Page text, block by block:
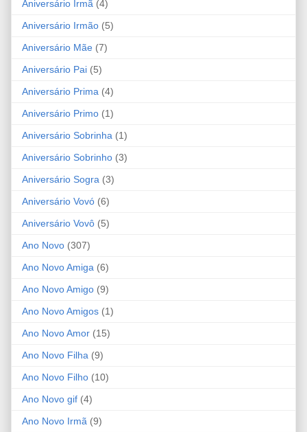
Aniversário Irmã (4)
Aniversário Irmão (5)
Aniversário Mãe (7)
Aniversário Pai (5)
Aniversário Prima (4)
Aniversário Primo (1)
Aniversário Sobrinha (1)
Aniversário Sobrinho (3)
Aniversário Sogra (3)
Aniversário Vovó (6)
Aniversário Vovô (5)
Ano Novo (307)
Ano Novo Amiga (6)
Ano Novo Amigo (9)
Ano Novo Amigos (1)
Ano Novo Amor (15)
Ano Novo Filha (9)
Ano Novo Filho (10)
Ano Novo gif (4)
Ano Novo Irmã (9)